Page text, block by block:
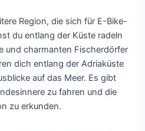
Region, die sich für E-Bike-
du entlang der Küste radeln
und charmanten Fischerdörfer
dich entlang der Adriaküste
auf das Meer. Es gibt
zu fahren und die
zu erkunden.